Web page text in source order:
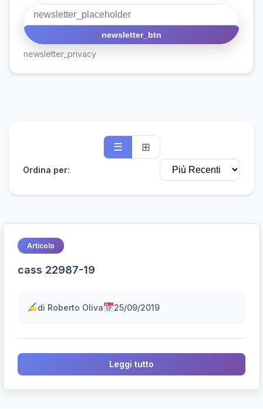
☰ ⊞
Ordina per:
Articolo
cass 22987-19
di Roberto Oliva 25/09/2019
Leggi tutto
newsletter_btn
newsletter_privacy